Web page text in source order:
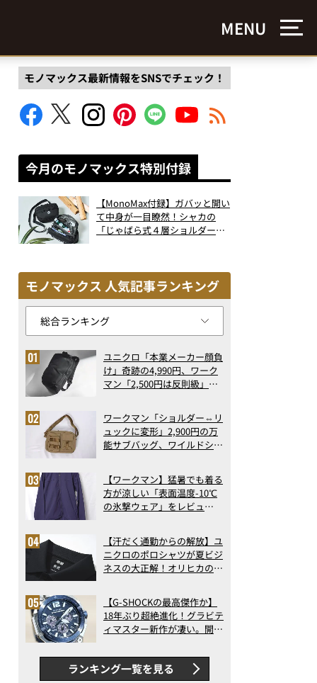
MENU
モノマックス最新情報をSNSでチェック！
今月のモノマックス特別付録
【MonoMax付録】ガバッと開い
て中身が一目瞭然！シャカの
「じゃばら式４層ショルダーバ
モノマックス 人気記事ランキング
ユニクロ「本業メーカー顔負
け」奇跡の4,990円、ワーク
マン「2,500円は反則級」凄
ト3】（2026年6月版）
ワークマン「ショルダー⇔リ
ュックに変形」2,900円の万
能サブバッグ、ワイルドシン
記事ランキングベスト3】
（2026年6月版）
【ワークマン】猛暑でも着る
方が涼しい「表面温度-10℃
の氷撃ウェア」をレビュ
【汗だく通勤からの解放】ユ
ニクロのポロシャツが夏ビジ
ネスの大正解！オリヒカの透
アの実力
【G-SHOCKの最高傑作か】
18年ぶり超絶進化！グラビテ
ィマスター新作が凄い。開発
新ムーブメントの衝撃
ランキング一覧を見る